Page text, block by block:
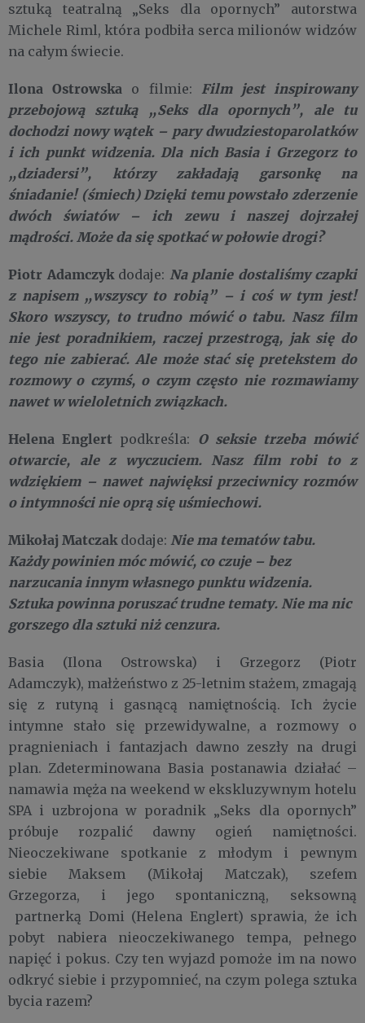
sztuką teatralną „Seks dla opornych” autorstwa
Michele Riml, która podbiła serca milionów widzów
na całym świecie.
Ilona Ostrowska o filmie:
Film jest inspirowany
przebojową sztuką „Seks dla opornych”, ale tu
dochodzi nowy wątek – pary dwudziestoparolatków
i ich punkt widzenia. Dla nich Basia i Grzegorz to
„dziadersi”, którzy zakładają garsonkę na
śniadanie! (śmiech) Dzięki temu powstało zderzenie
dwóch światów – ich zewu i naszej dojrzałej
mądrości. Może da się spotkać w połowie drogi?
Piotr Adamczyk dodaje: Na planie dostaliśmy czapki
z napisem „wszyscy to robią” – i coś w tym jest!
Skoro wszyscy, to trudno mówić o tabu. Nasz film
nie jest poradnikiem, raczej przestrogą, jak się do
tego nie zabierać. Ale może stać się pretekstem do
rozmowy o czymś, o czym często nie rozmawiamy
nawet w wieloletnich związkach.
Helena Englert podkreśla: O seksie trzeba mówić
otwarcie, ale z wyczuciem. Nasz film robi to z
wdziękiem – nawet najwięksi przeciwnicy rozmów
o intymności nie oprą się uśmiechowi.
Mikołaj Matczak dodaje: Nie ma tematów tabu.
Każdy powinien móc mówić, co czuje – bez
narzucania innym własnego punktu widzenia.
Sztuka powinna poruszać trudne tematy. Nie ma nic
gorszego dla sztuki niż cenzura.
Basia (Ilona Ostrowska) i Grzegorz (Piotr
Adamczyk), małżeństwo z 25-letnim stażem, zmagają
się z rutyną i gasnącą namiętnością. Ich życie
intymne stało się przewidywalne, a rozmowy o
pragnieniach i fantazjach dawno zeszły na drugi
plan. Zdeterminowana Basia postanawia działać –
namawia męża na weekend w ekskluzywnym hotelu
SPA i uzbrojona w poradnik „Seks dla opornych”
próbuje rozpalić dawny ogień namiętności.
Nieoczekiwane spotkanie z młodym i pewnym
siebie Maksem (Mikołaj Matczak), szefem
Grzegorza, i jego spontaniczną, seksowną
partnerką Domi (Helena Englert) sprawia, że ich
pobyt nabiera nieoczekiwanego tempa, pełnego
napięć i pokus. Czy ten wyjazd pomoże im na nowo
odkryć siebie i przypomnieć, na czym polega sztuka
bycia razem?